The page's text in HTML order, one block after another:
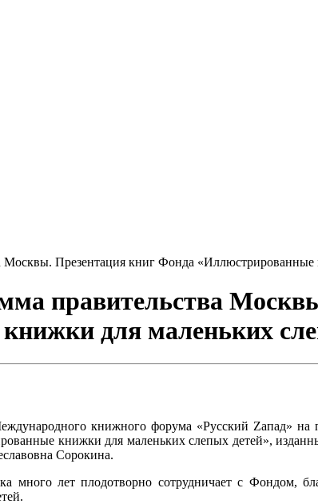
Москвы. Презентация книг Фонда
правительства
для маленьких
книжного форума «Русский Zапад» на
книжки для маленьких слепых детей»,
Сорокина.
много лет плодотворно сотрудничает с